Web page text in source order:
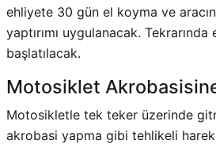
ehliyete 30 gün el koyma ve
yaptırımı uygulanacak.
başlatılacak.
Motosiklet
Motosikletle tek teker üzerinde
akrobasi yapma gibi tehlikeli